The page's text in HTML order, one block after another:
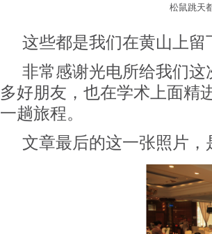
松鼠跳天
这些都是我们在黄山上留
非常感谢光电所给我们
多好朋友，也在学术上面精
一趟旅程。
文章最后的这一张照片